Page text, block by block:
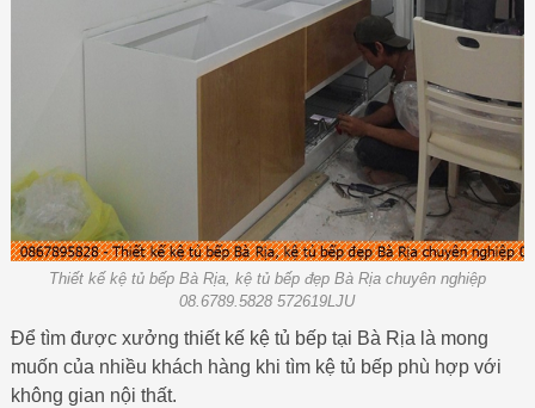
Thiết kế kệ tủ bếp Bà Rịa, kệ tủ bếp đẹp Bà Rịa chuyên nghiệp
08.6789.5828 572619LJU
Để tìm được xưởng thiết kế kệ tủ bếp tại Bà Rịa là mong
muốn của nhiều khách hàng khi tìm kệ tủ bếp phù hợp với
không gian nội thất.